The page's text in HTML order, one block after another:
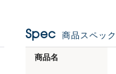
Spec 商品スペック
商品名